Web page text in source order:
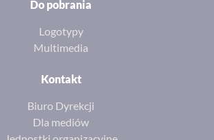
Do pobrania
Logotypy
Multimedia
Kontakt
Biuro Dyrekcji
Dla mediów